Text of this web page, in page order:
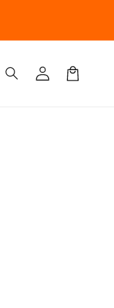
Inloggen